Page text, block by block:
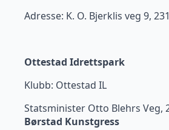
Adresse: K. O. Bjerklis veg 9,
Ottestad Idrettspark
Klubb: Ottestad IL
Statsminister Otto Blehrs Veg,
Børstad Kunstgress